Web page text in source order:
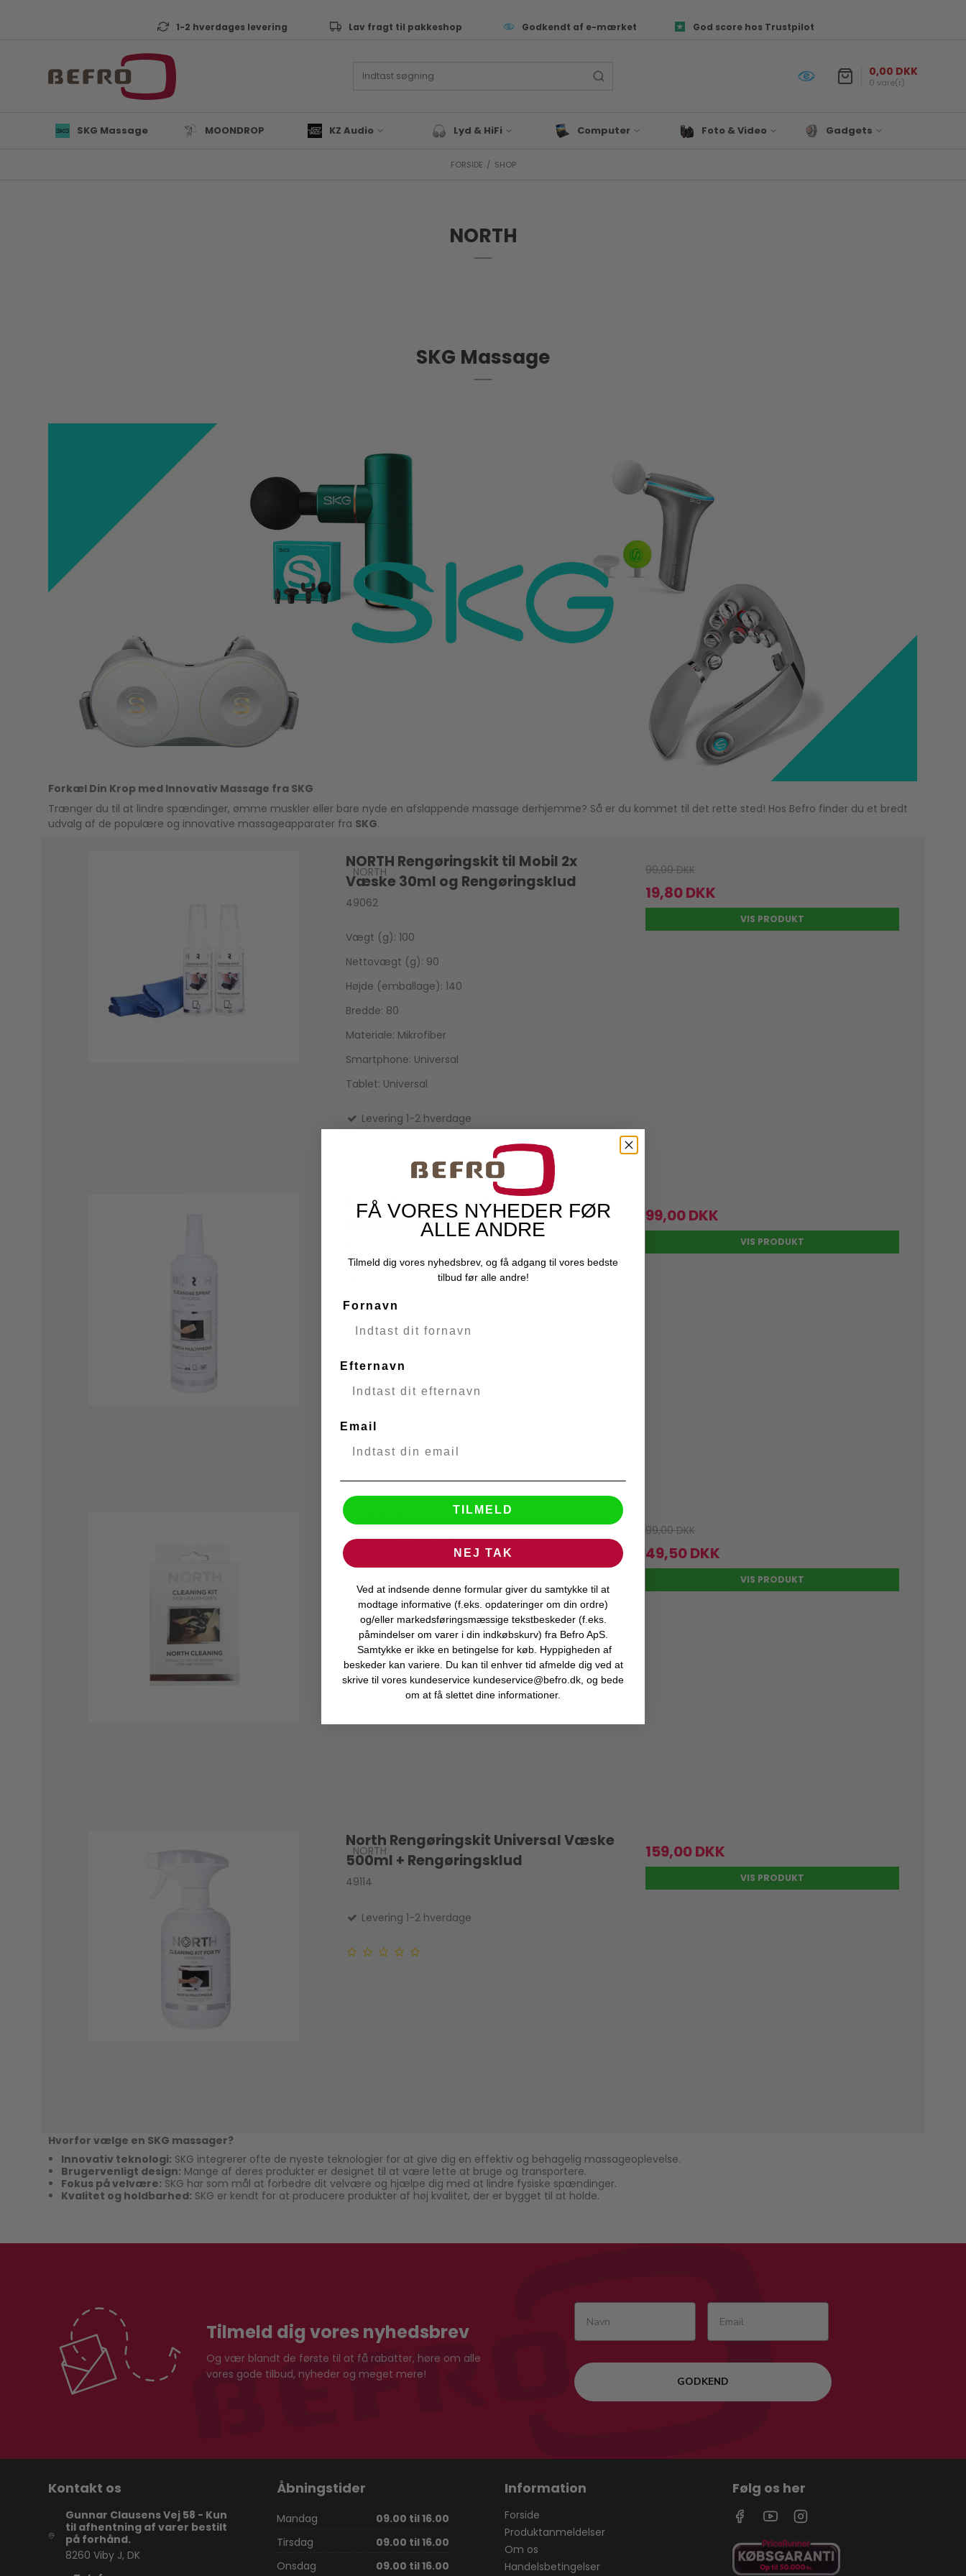
1-2 hverdages levering Lav fragt til pakkeshop Godkendt af e-mærket God score hos Trustpilot
0,00 DKK
0 vare(r)
SKG Massage MOONDROP KZ Audio Lyd & HiFi
Lyd & Hifi tilbehør
Computer Foto & Video Gadgets
FORSIDE / SHOP
NORTH
SKG Massage
Forkæl Din Krop med Innovativ Massage fra SKG
Trænger du til at lindre spændinger, ømme muskler eller bare nyde en afslappende massage derhjemme? Så er du kommet til det rette sted! Hos Befro finder du et bredt
udvalg af de populære og innovative massageapparater fra SKG.
NORTH Rengøringskit til Mobil 2x
Væske 30ml og Rengøringsklud
NORTH
49062
Vægt (g): 100
Nettovægt (g): 90
Højde (emballage): 140
Bredde: 80
Materiale: Mikrofiber
Smartphone: Universal
Tablet: Universal
Levering 1-2 hverdage
99,00 DKK
19,80 DKK
VIS PRODUKT
North Rengøringskit TV Væske
250ml/Rengøringsklud
NORTH
Udsolgt - Kontakt kundeservice
99,00 DKK
VIS PRODUKT
NORTH Rengøringskit Hovedtelefon 2x
Væske 30ml , Børste og Klud
49113
Udsolgt - Kontakt kundeservice
99,00 DKK
49,50 DKK
VIS PRODUKT
North Rengøringskit Universal Væske
500ml + Rengøringsklud
NORTH
49114
Levering 1-2 hverdage
159,00 DKK
VIS PRODUKT
Hvorfor vælge en SKG massager?
Innovativ teknologi: SKG integrerer ofte de nyeste teknologier for at give dig en effektiv og behagelig massageoplevelse.
Brugervenligt design: Mange af deres produkter er designet til at være lette at bruge og transportere.
Fokus på velvære: SKG har som mål at forbedre dit velvære og hjælpe dig med at lindre fysiske spændinger.
Kvalitet og holdbarhed: SKG er kendt for at producere produkter af høj kvalitet, der er bygget til at holde.
Tilmeld dig vores nyhedsbrev
Og vær blandt de første til at få rabatter, høre om alle
vores gode tilbud, nyheder og meget mere!
GODKEND
Kontakt os
Gunnar Clausens Vej 58 - Kun
til afhentning af varer bestilt
på forhånd.
8260 Viby J, DK
Åbningstider
Mandag
09.00 til 16.00
Tirsdag
09.00 til 16.00
Onsdag
09.00 til 16.00
Information
Forside
Produktanmeldelser
Om os
Handelsbetingelser
Følg os her
FÅ VORES NYHEDER FØR
ALLE ANDRE
Tilmeld dig vores nyhedsbrev, og få adgang til vores bedste
tilbud før alle andre!
Fornavn
Efternavn
Email
TILMELD
NEJ TAK
Ved at indsende denne formular giver du samtykke til at
modtage informative (f.eks. opdateringer om din ordre)
og/eller markedsføringsmæssige tekstbeskeder (f.eks.
påmindelser om varer i din indkøbskurv) fra Befro ApS.
Samtykke er ikke en betingelse for køb. Hyppigheden af
beskeder kan variere. Du kan til enhver tid afmelde dig ved at
skrive til vores kundeservice kundeservice@befro.dk, og bede
om at få slettet dine informationer.